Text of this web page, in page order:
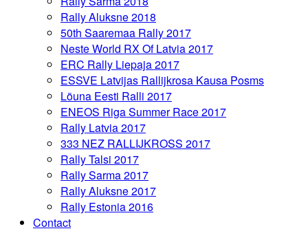
Rally Aluksne 2018
50th Saaremaa Rally 2017
Neste World RX Of Latvia 2017
ERC Rally Liepaja 2017
ESSVE Latvijas Rallijkrosa Kausa Posms
Lõuna Eesti Ralli 2017
ENEOS Riga Summer Race 2017
Rally Latvia 2017
333 NEZ RALLIJKROSS 2017
Rally Talsi 2017
Rally Sarma 2017
Rally Aluksne 2017
Rally Estonia 2016
Contact